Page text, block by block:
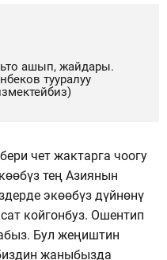
ашып, жайдары.
тууралуу
чет жактарга чоогу
тең Азиянын
экөөбүз дүйнөнү
койгонбуз. Ошентип
Бул жеңиштин
жаныбызда